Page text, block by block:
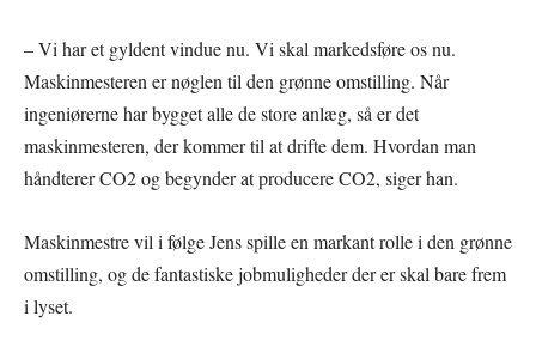
– Vi har et gyldent vindue nu. Vi skal markedsføre os nu.
Maskinmesteren er nøglen til den grønne omstilling. Når
ingeniørerne har bygget alle de store anlæg, så er det
maskinmesteren, der kommer til at drifte dem. Hvordan man
håndterer CO2 og begynder at producere CO2, siger han.
Maskinmestre vil i følge Jens spille en markant rolle i den grønne
omstilling, og de fantastiske jobmuligheder der er skal bare frem
i lyset.